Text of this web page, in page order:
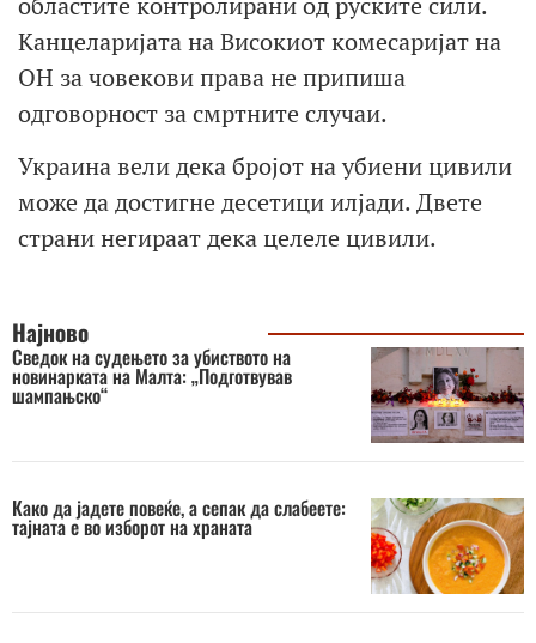
Канцеларијата на Високиот комесаријат на
ОН за човекови права не припиша
одговорност за смртните случаи.
Украина вели дека бројот на убиени цивили
може да достигне десетици илјади. Двете
страни негираат дека целеле цивили.
Најново
Сведок на судењето за убиството на
новинарката на Малта: „Подготвував
шампањско“
Како да јадете повеќе, а сепак да слабеете:
тајната е во изборот на храната